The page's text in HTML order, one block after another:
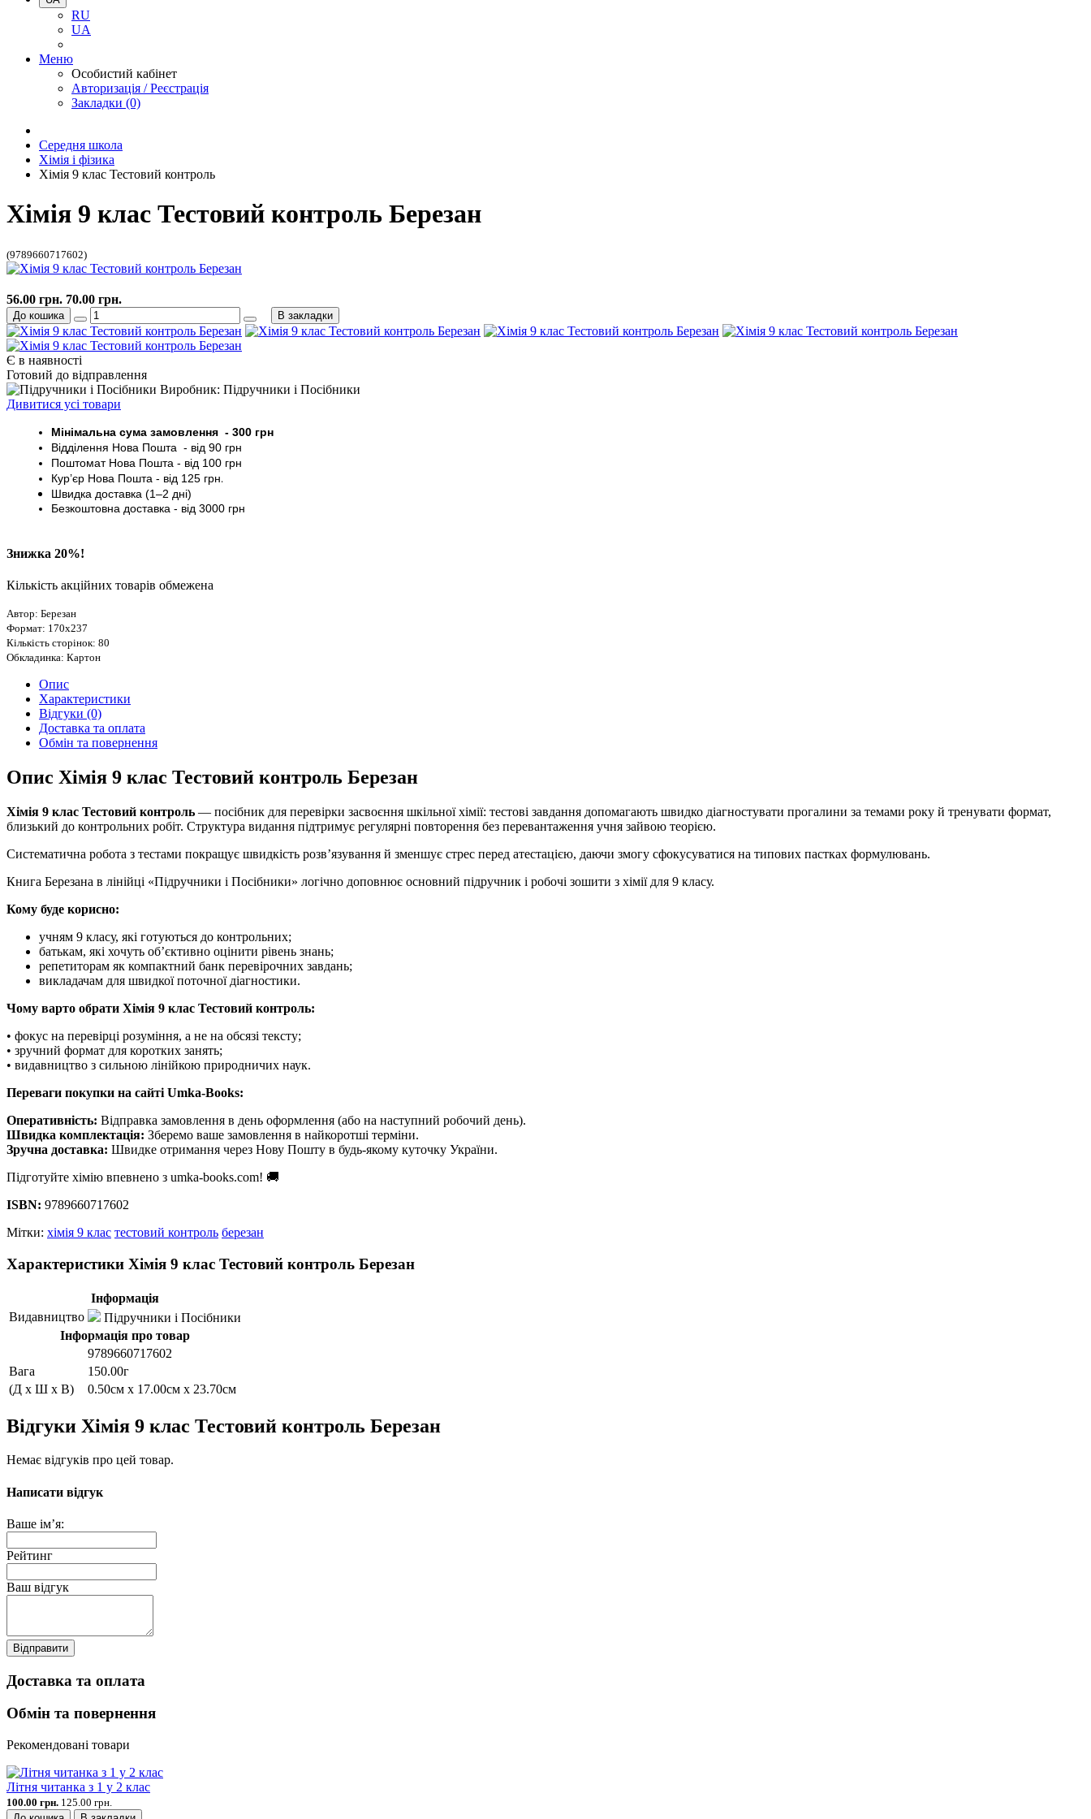
RU
UA
Меню
Особистий кабінет
Авторизація / Реєстрація
Закладки (0)
Середня школа
Хімія і фізика
Хімія 9 клас Тестовий контроль
Хімія 9 клас Тестовий контроль Березан
(9789660717602)
Є в наявності
Готовий до відправлення
Виробник: Підручники і Посібники
Дивитися усі товари
Мінімальна сума замовлення - 300 грн
Відділення Нова Пошта - від 90 грн
ПоштоматНова Пошта - від 100 грн
Кур’єр Нова Пошта - від 125 грн.
Швидка доставка (1–2 дні)
Безкоштовна доставка - від 3000 грн
Знижка 20%!
Кількість акційних товарів обмежена
Автор: Березан
Формат: 170х237
Кількість сторінок: 80
Обкладинка: Картон
56.00 грн. 70.00 грн.
До кошика В закладки
Опис
Характеристики
Відгуки (0)
Доставка та оплата
Обмін та повернення
Опис Хімія 9 клас Тестовий контроль Березан
Хімія 9 клас Тестовий контроль — посібник для перевірки засвоєння шкільної хімії: тестові завдання допомагають швидко діагностувати прогалини за темами року й тренувати формат,
близький до контрольних робіт. Структура видання підтримує регулярні повторення без перевантаження учня зайвою теорією.
Систематична робота з тестами покращує швидкість розв’язування й зменшує стрес перед атестацією, даючи змогу сфокусуватися на типових пастках формулювань.
Книга Березана в лінійці «Підручники і Посібники» логічно доповнює основний підручник і робочі зошити з хімії для 9 класу.
Кому буде корисно:
учням 9 класу, які готуються до контрольних;
батькам, які хочуть об’єктивно оцінити рівень знань;
репетиторам як компактний банк перевірочних завдань;
викладачам для швидкої поточної діагностики.
Чому варто обрати Хімія 9 клас Тестовий контроль:
• фокус на перевірці розуміння, а не на обсязі тексту;
• зручний формат для коротких занять;
• видавництво з сильною лінійкою природничих наук.
Переваги покупки на сайті Umka-Books:
Оперативність: Відправка замовлення в день оформлення (або на наступний робочий день).
Швидка комплектація: Зберемо ваше замовлення в найкоротші терміни.
Зручна доставка: Швидке отримання через Нову Пошту в будь-якому куточку України.
Підготуйте хімію впевнено з umka-books.com! 🚚
ISBN: 9789660717602
Мітки: хімія 9 клас тестовий контроль березан
Характеристики Хімія 9 клас Тестовий контроль Березан
Інформація
Видавництво
Підручники і Посібники
Інформація про товар
9789660717602
Вага
150.00г
(Д x Ш x В)
0.50см x 17.00см x 23.70см
Відгуки Хімія 9 клас Тестовий контроль Березан
Немає відгуків про цей товар.
Написати відгук
Ваше ім’я:
Рейтинг
Ваш відгук
Відправити
Доставка та оплата
Обмін та повернення
Рекомендовані товари
Літня читанка з 1 у 2 клас
100.00 грн. 125.00 грн.